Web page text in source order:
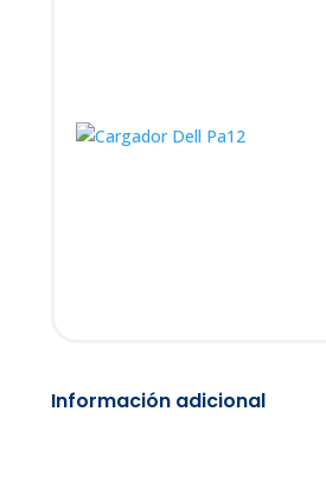
Información adicional